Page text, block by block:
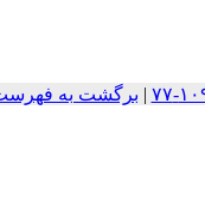
| برگشت به